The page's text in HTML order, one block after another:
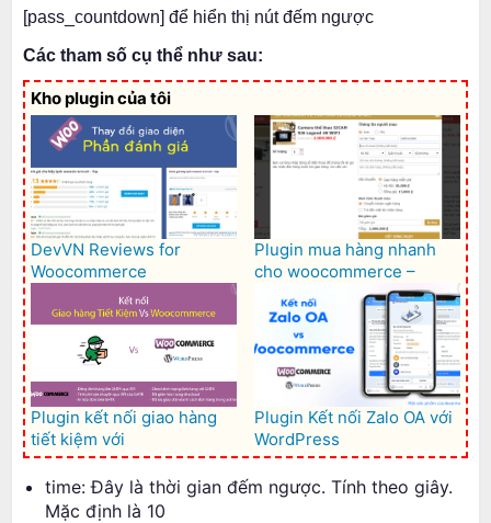
[pass_countdown] để hiển thị nút đếm ngược
Các tham số cụ thể như sau:
Kho plugin của tôi
DevVN Reviews for
Woocommerce
Plugin mua hàng nhanh
cho woocommerce –
Woocommerce Quick buy
Plugin kết nối giao hàng
tiết kiệm với
Woocommerce – GHTK for
Woocommerce
Plugin Kết nối Zalo OA với
WordPress
time: Đây là thời gian đếm ngược. Tính theo giây.
Mặc định là 10